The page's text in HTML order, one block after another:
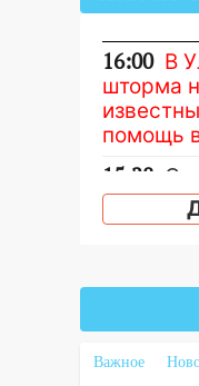
16:00 В
шторма
помощь
15:28
дерево
том, с
Важное